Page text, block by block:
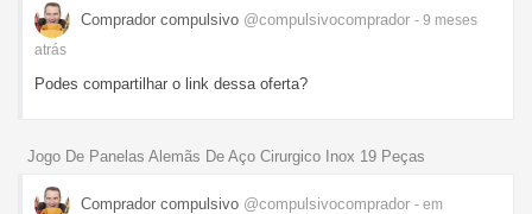
Comprador compulsivo @compulsivocomprador - 9 meses
atrás
Podes compartilhar o link dessa oferta?
Jogo De Panelas Alemãs De Aço Cirurgico Inox 19 Peças
Comprador compulsivo @compulsivocomprador - em